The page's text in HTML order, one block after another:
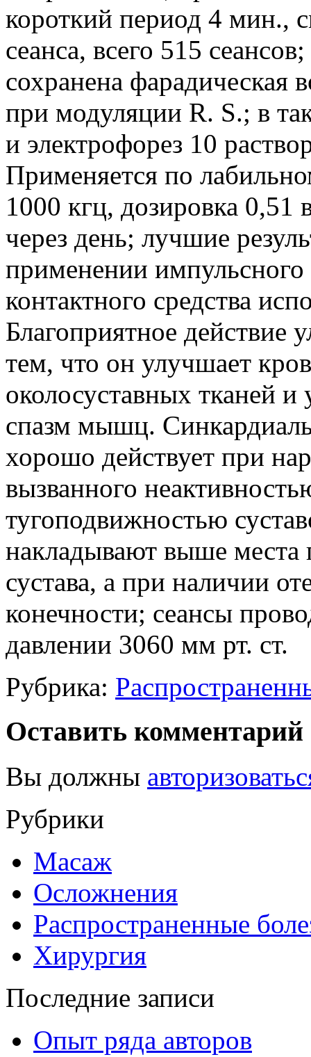
короткий период 4 мин.,
сеанса, всего 515
сохранена фарадическая
при модуляции R. S.; в
и электрофорез 10
Применяется по
1000 кгц, дозировка 0,51
через день; лучшие
применении импульсного
контактного средства
Благоприятное действие
тем, что он улучшает
околосуставных тканей
спазм мышц.
хорошо действует при
вызванного
тугоподвижностью
накладывают выше места
сустава, а при наличии
конечности; сеансы
давлении 3060 мм рт. ст.
Рубрика:
Оставить комментарий
Вы должны
Рубрики
Масаж
Осложнения
Распространенные
Хирургия
Последние записи
Опыт ряда авторов